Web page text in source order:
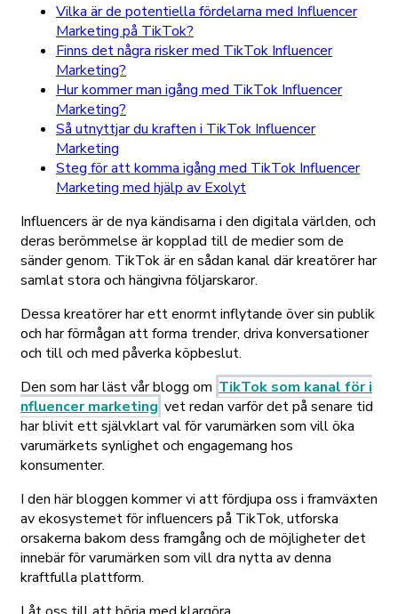
Vilka är de potentiella fördelarna med Influencer
Marketing på TikTok?
Finns det några risker med TikTok Influencer
Marketing?
Hur kommer man igång med TikTok Influencer
Marketing?
Så utnyttjar du kraften i TikTok Influencer
Marketing
Steg för att komma igång med TikTok Influencer
Marketing med hjälp av Exolyt
Influencers är de nya kändisarna i den digitala världen, och
deras berömmelse är kopplad till de medier som de
sänder genom. TikTok är en sådan kanal där kreatörer har
samlat stora och hängivna följarskaror.
Dessa kreatörer har ett enormt inflytande över sin publik
och har förmågan att forma trender, driva konversationer
och till och med påverka köpbeslut.
Den som har läst vår blogg om TikTok som kanal för i
nfluencer marketing vet redan varför det på senare tid
har blivit ett självklart val för varumärken som vill öka
varumärkets synlighet och engagemang hos
konsumenter.
I den här bloggen kommer vi att fördjupa oss i framväxten
av ekosystemet för influencers på TikTok, utforska
orsakerna bakom dess framgång och de möjligheter det
innebär för varumärken som vill dra nytta av denna
kraftfulla plattform.